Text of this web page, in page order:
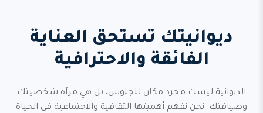
ديوانيتك تستحق العناية
الفائقة والاحترافية
الديوانية ليست مجرد مكان للجلوس، بل هي مرآة شخصيتك
وضيافتك. نحن نفهم أهميتها الثقافية والاجتماعية في الحياة